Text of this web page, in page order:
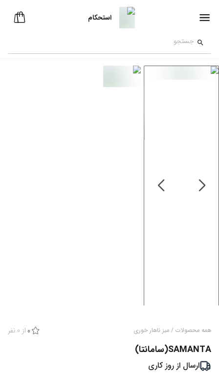
استحکام
همه محصولات / میز ناهار خوری 0 از 0 نفر
SAMANTA(سامانتا)
ارسال از روز کاری